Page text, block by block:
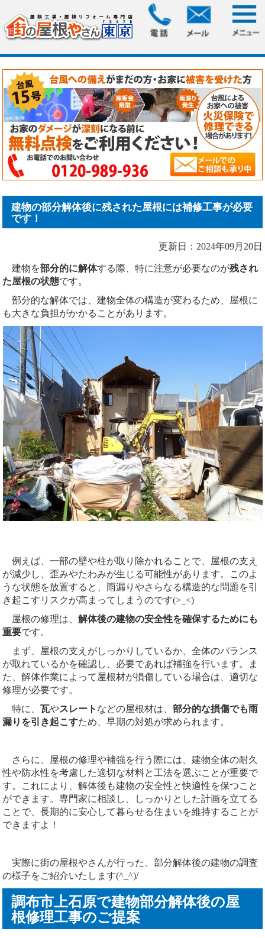
> 建物の部分解体後に残された屋根には補修
工事が必要です！
建物の部分解体後に残された屋根には補修工事が必要
です！
更新日：2024年09月20日
建物を部分的に解体する際、特に注意が必要なのが残され
た屋根の状態です。
部分的な解体では、建物全体の構造が変わるため、屋根に
も大きな負担がかかることがあります。
例えば、一部の壁や柱が取り除かれることで、屋根の支え
が減少し、歪みやたわみが生じる可能性があります。このよ
うな状態を放置すると、雨漏りやさらなる構造的な問題を引
き起こすリスクが高まってしまうのです(>_<)
屋根の修理は、解体後の建物の安全性を確保するためにも
重要です。
まず、屋根の支えがしっかりしているか、全体のバランス
が取れているかを確認し、必要であれば補強を行います。ま
た、解体作業によって屋根材が損傷している場合は、適切な
修理が必要です。
特に、瓦やスレート などの屋根材は、部分的な損傷でも雨
漏りを引き起こすため、早期の対処が求められます。
さらに、屋根の修理や補強を行う際には、建物全体の耐久
性や防水性を考慮した適切な材料と工法を選ぶことが重要で
す。これにより、解体後も建物の安全性と快適性を保つこと
ができます。専門家に相談し、しっかりとした計画を立てる
ことで、長期的に安心して暮らせる住まいを維持することが
できますよ！
実際に街の屋根やさんが行った、部分解体後の建物の調査
の様子をご紹介いたします(^_^)/
調布市上石原で建物部分解体後の屋
根修理工事のご提案